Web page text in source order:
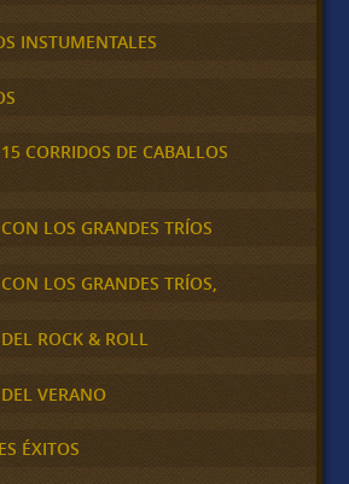
INSTUMENTALES
CORRIDOS DE CABALLOS
LOS GRANDES TRÍOS
LOS GRANDES TRÍOS,
ROCK & ROLL
VERANO
ÉXITOS